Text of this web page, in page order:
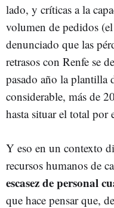
lado, y críticas a la
volumen de pedidos
denunciado que las
retrasos con Renfe se
pasado año la plantilla
considerable, más de
hasta situar el total por
Y eso en un contexto
recursos humanos de
escasez de personal
que hace pensar que,